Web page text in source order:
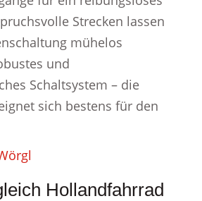
Strecken lassen
mühelos
und
Schaltsystem – die
sich bestens für den
Hollandfahrrad